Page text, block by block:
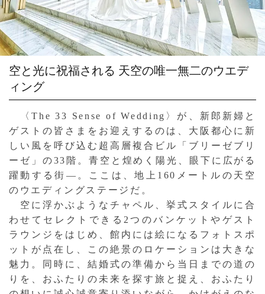
空と光に祝福される 天空の唯一無二のウエデ
ィング
〈The 33 Sense of Wedding〉が、新郎新婦と
ゲストの皆さまをお迎えするのは、大阪都心に新
しい風を呼び込む超高層複合ビル「ブリーゼブリ
ーゼ」の33階。青空と煌めく陽光、眼下に広がる
躍動する街—。ここは、地上160メートルの天空
のウエディングステージだ。
空に浮かぶようなチャペル、挙式スタイルに合
わせてセレクトできる2つのバンケットやゲスト
ラウンジをはじめ、館内には絵になるフォトスポ
ットが点在し、この絶景のロケーションは大きな
魅力。同時に、結婚式の準備から当日までの道の
りを、おふたりの未来を探す旅と捉え、おふたり